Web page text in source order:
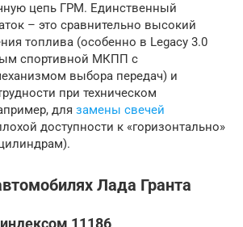
цепь ГРМ. Единственный
– это сравнительно высокий
топлива (особенно в Legacy 3.0
спортивной МКПП с
выбора передач) и
при техническом
для замены свечей
доступности к «горизонтально»
Лада Гранта
11186